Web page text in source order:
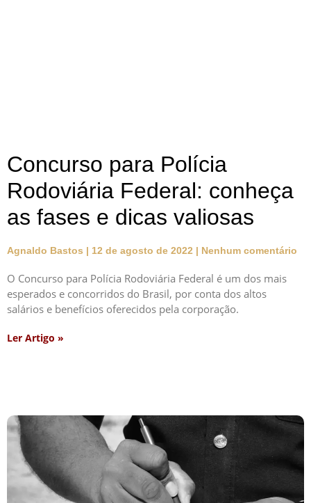
Concurso para Polícia
Rodoviária Federal: conheça
as fases e dicas valiosas
Agnaldo Bastos 12 de agosto de 2022 Nenhum comentário
O Concurso para Polícia Rodoviária Federal é um dos mais
esperados e concorridos do Brasil, por conta dos altos
salários e benefícios oferecidos pela corporação.
Ler Artigo »